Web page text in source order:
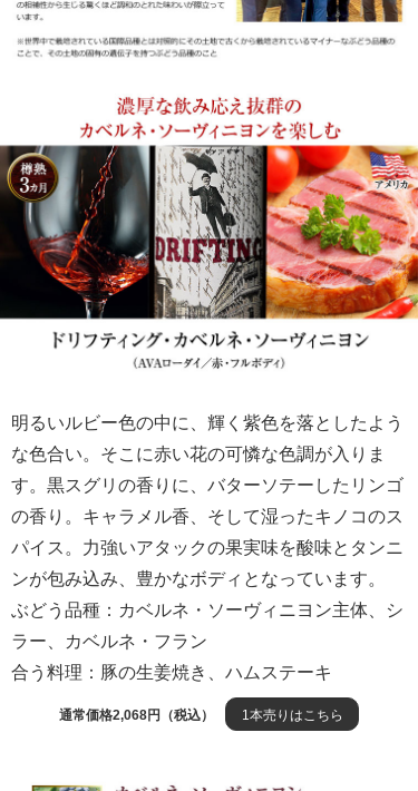
明るいルビー色の中に、輝く紫色を落としたよう
な色合い。そこに赤い花の可憐な色調が入りま
す。黒スグリの香りに、バターソテーしたリンゴ
の香り。キャラメル香、そして湿ったキノコのス
パイス。力強いアタックの果実味を酸味とタンニ
ンが包み込み、豊かなボディとなっています。
ぶどう品種：カベルネ・ソーヴィニヨン主体、シ
ラー、カベルネ・フラン
合う料理：豚の生姜焼き、ハムステーキ
通常価格2,068円（税込） 1本売りはこちら